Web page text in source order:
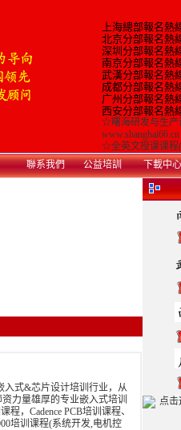
上海總部報名熱
北京分部報名熱
深圳分部報名熱
南京分部報名熱
武漢分部報名熱
成都分部報名熱
广州 分部報名熱
西安分部報名熱
☆曙海研发与生产
www.shanghai66.cn
☆全英文授课课程
聯系我們 公益培訓 下載中心
式&芯片设计培训行业，从
力量雄厚的专业嵌入式培训
，Cadence PCB培训课程、
培训课程(系统开发,电机控